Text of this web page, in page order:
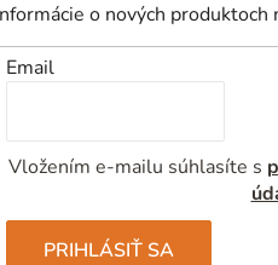
o nových produktoch
Email
Vložením e-mailu súhlasíte s
PRIHLÁSIŤ SA